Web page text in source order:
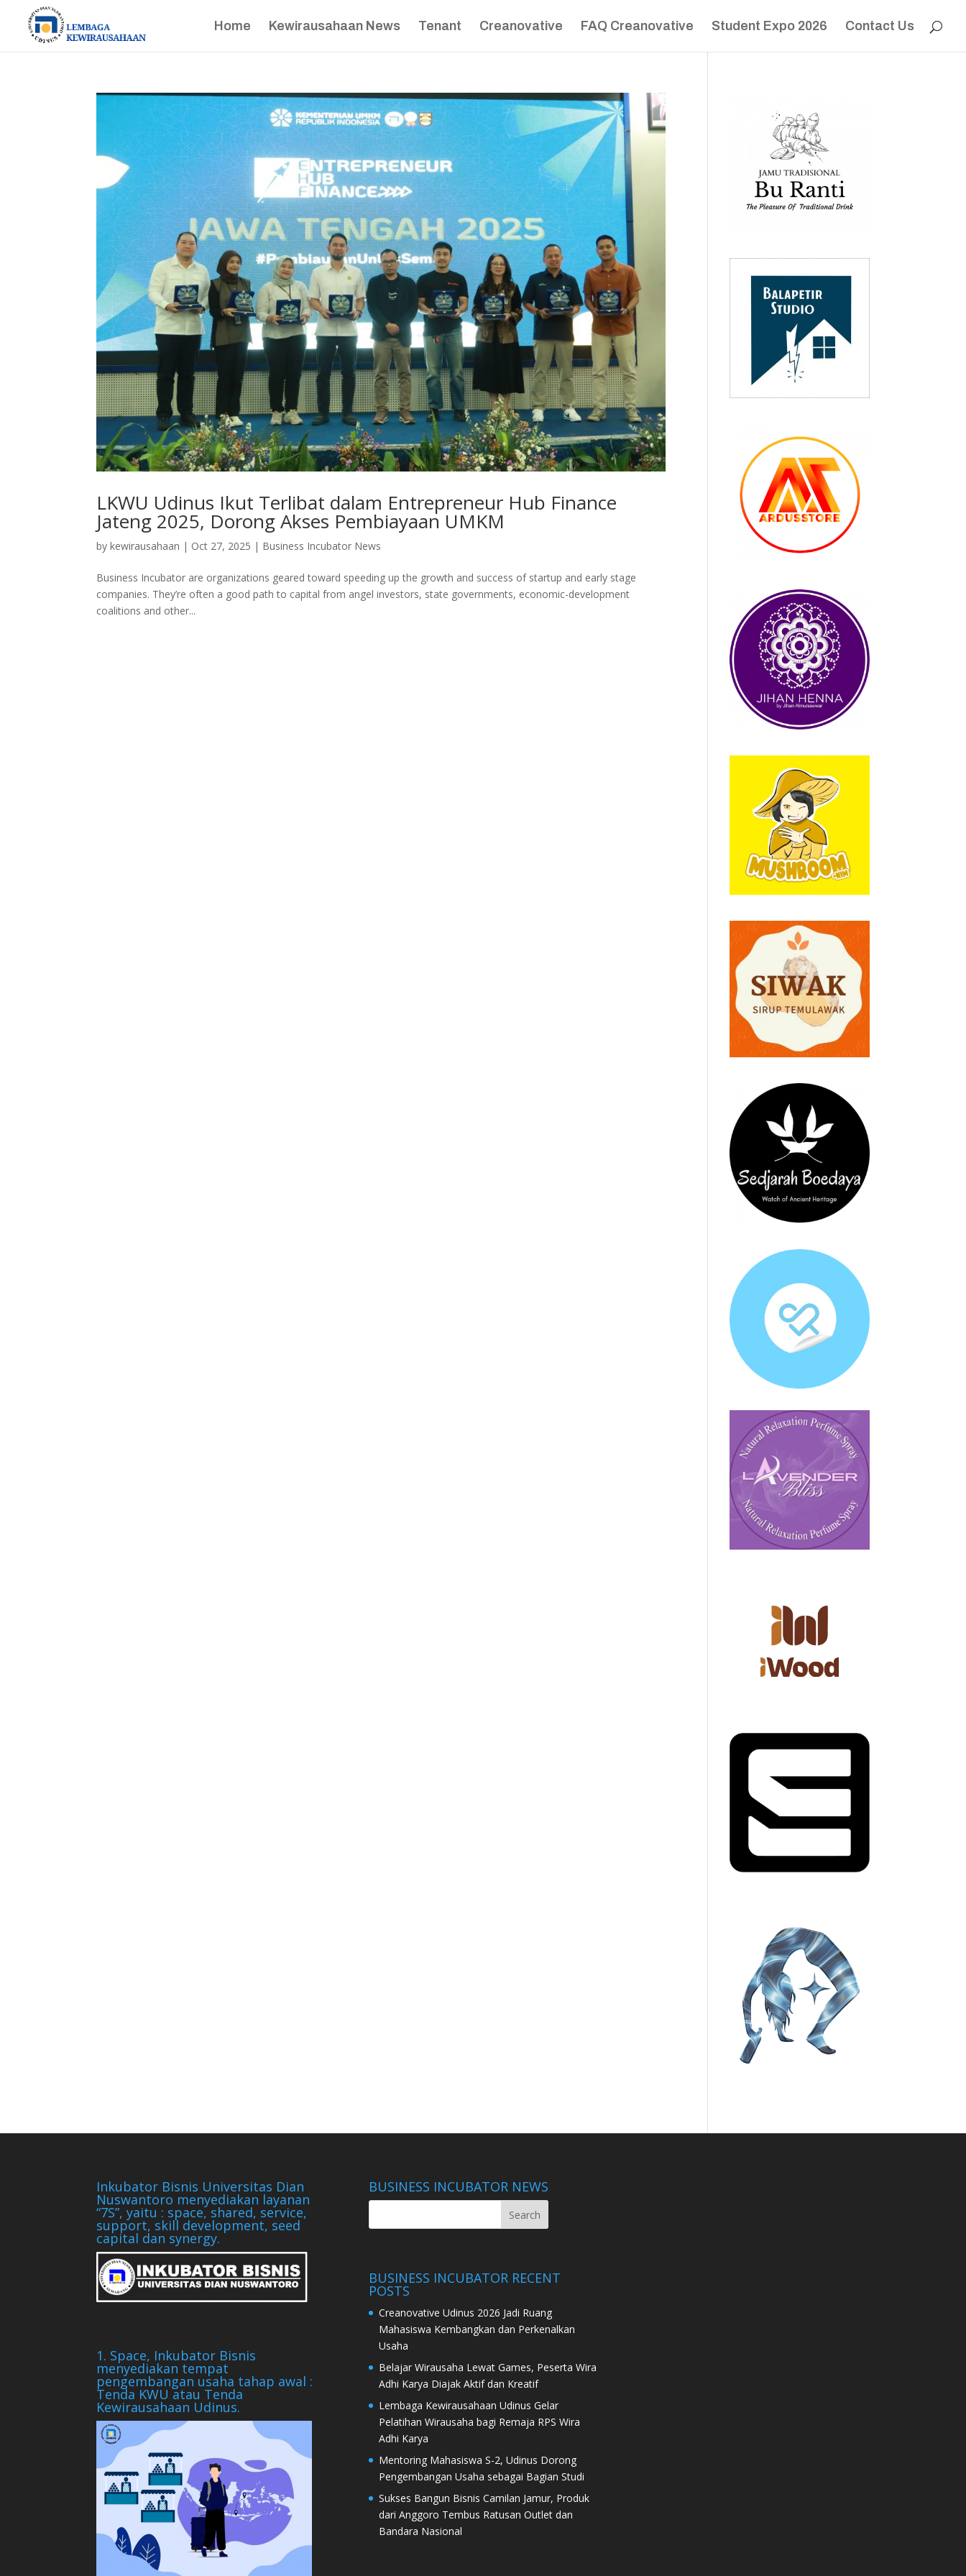
Home Kewirausahaan News Tenant Creanovative FAQ Creanovative Student Expo 2026 Contact Us
LKWU Udinus Ikut Terlibat dalam Entrepreneur Hub Finance
Jateng 2025, Dorong Akses Pembiayaan UMKM
bykewirausahaan | Oct 27, 2025 | Business Incubator News
Business Incubator are organizations geared toward speeding up the growth and success of startup and early stage
companies. They’re often a good path to capital from angel investors, state governments, economic-development
coalitions and other...
Inkubator Bisnis Universitas Dian
Nuswantoro menyediakan layanan
“7S”, yaitu : space, shared, service,
support, skill development, seed
capital dan synergy.
1. Space, Inkubator Bisnis
menyediakan tempat
pengembangan usaha tahap awal :
Tenda KWU atau Tenda
Kewirausahaan Udinus.
BUSINESS INCUBATOR NEWS
BUSINESS INCUBATOR RECENT
POSTS
Creanovative Udinus 2026 Jadi Ruang
Mahasiswa Kembangkan dan Perkenalkan
Usaha
Belajar Wirausaha Lewat Games, Peserta Wira
Adhi Karya Diajak Aktif dan Kreatif
Lembaga Kewirausahaan Udinus Gelar
Pelatihan Wirausaha bagi Remaja RPS Wira
Adhi Karya
Mentoring Mahasiswa S-2, Udinus Dorong
Pengembangan Usaha sebagai Bagian Studi
Sukses Bangun Bisnis Camilan Jamur, Produk
dari Anggoro Tembus Ratusan Outlet dan
Bandara Nasional